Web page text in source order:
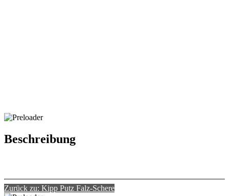
Beschreibung
Zurück zu: Kipp Putz Falz-Schere